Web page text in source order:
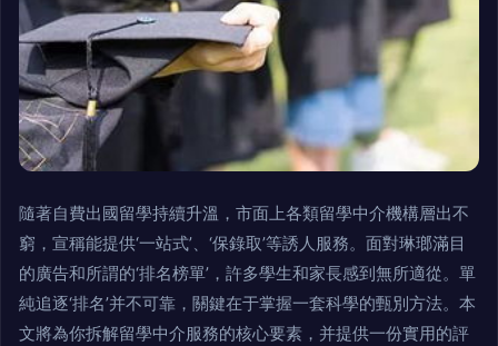
隨著自費出國留學持續升溫，市面上各類留學中介機構層出不
窮，宣稱能提供‘一站式’、‘保錄取’等誘人服務。面對琳瑯滿目
的廣告和所謂的‘排名榜單’，許多學生和家長感到無所適從。單
純追逐‘排名’并不可靠，關鍵在于掌握一套科學的甄別方法。本
文將為你拆解留學中介服務的核心要素，并提供一份實用的評